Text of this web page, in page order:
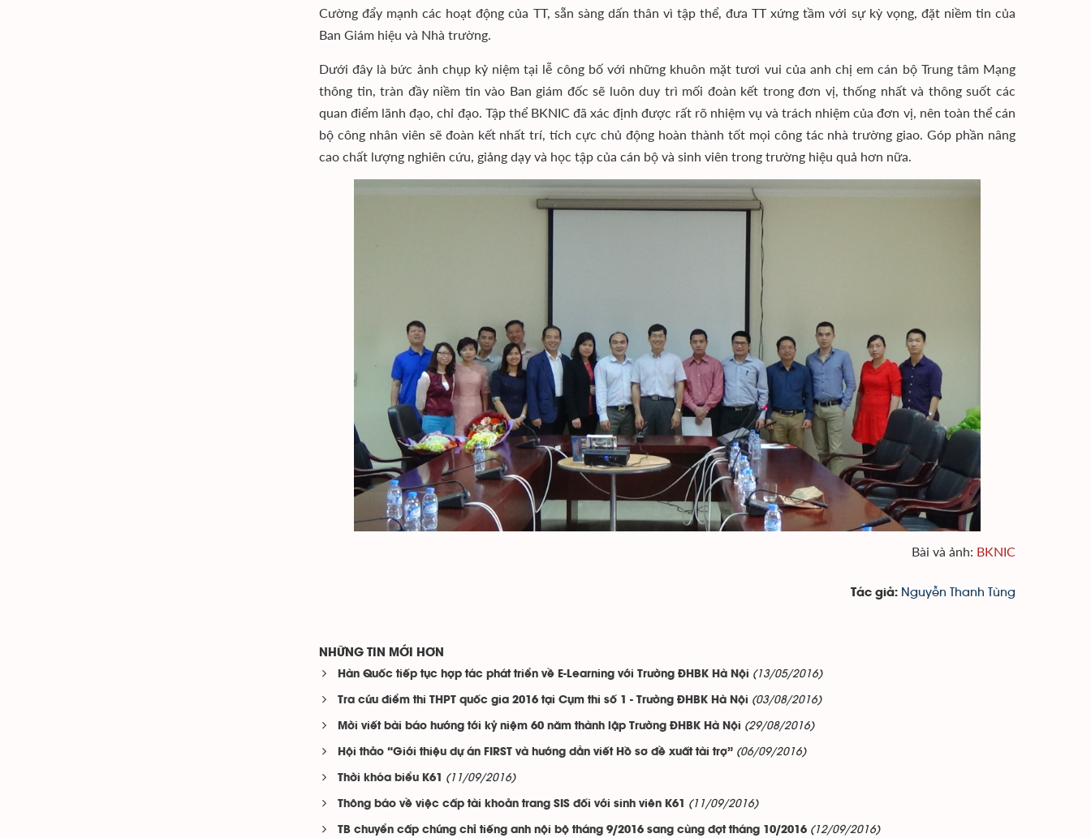
Cường đẩy mạnh các hoạt động của TT, sẵn sàng dấn thân vì tập thể, đưa TT xứng tầm với sự kỳ vọng, đặt niềm tin của
Ban Giám hiệu và Nhà trường.
Dưới đây là bức ảnh chụp kỷ niệm tại lễ công bố với những khuôn mặt tươi vui của anh chị em cán bộ Trung tâm Mạng
thông tin, tràn đầy niềm tin vào Ban giám đốc sẽ luôn duy trì mối đoàn kết trong đơn vị, thống nhất và thông suốt các
quan điểm lãnh đạo, chỉ đạo. Tập thể BKNIC đã xác định được rất rõ nhiệm vụ và trách nhiệm của đơn vị, nên toàn thể cán
bộ công nhân viên sẽ đoàn kết nhất trí, tích cực chủ động hoàn thành tốt mọi công tác nhà trường giao. Góp phần nâng
cao chất lượng nghiên cứu, giảng dạy và học tập của cán bộ và sinh viên trong trường hiệu quả hơn nữa.
Bài và ảnh: BKNIC
Tác giả: Nguyễn Thanh Tùng
NHỮNG TIN MỚI HƠN
Hàn Quốc tiếp tục hợp tác phát triển về E-Learning với Trường ĐHBK Hà Nội (13/05/2016)
Tra cứu điểm thi THPT quốc gia 2016 tại Cụm thi số 1 - Trường ĐHBK Hà Nội (03/08/2016)
Mời viết bài báo hướng tới kỷ niệm 60 năm thành lập Trường ĐHBK Hà Nội (29/08/2016)
Hội thảo “Giới thiệu dự án FIRST và hướng dẫn viết Hồ sơ đề xuất tài trợ” (06/09/2016)
Thời khóa biểu K61 (11/09/2016)
Thông báo về việc cấp tài khoản trang SIS đối với sinh viên K61 (11/09/2016)
TB chuyển cấp chứng chỉ tiếng anh nội bộ tháng 9/2016 sang cùng đợt tháng 10/2016 (12/09/2016)